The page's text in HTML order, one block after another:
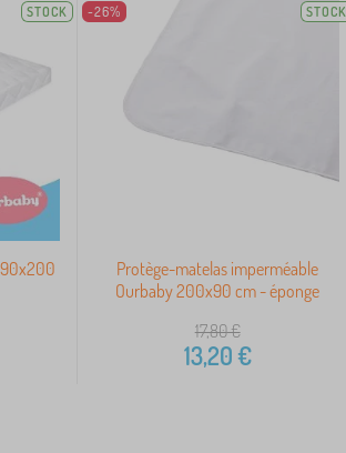
STOCK
90x200
-26% STOCK
Protège-matelas imperméable
Ourbaby 200x90 cm - éponge
17,80€
13,20€